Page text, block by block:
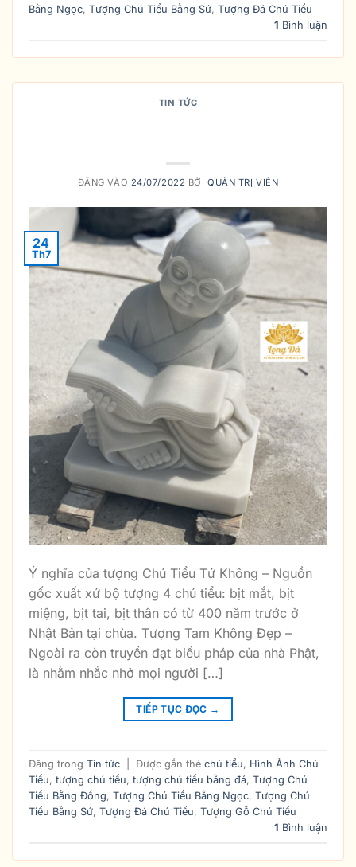
Bằng Ngọc, Tượng Chú Tiểu Bằng Sứ, Tượng Đá Chú Tiểu
1 Bình luận
TIN TỨC
ĐĂNG VÀO 24/07/2022 BỞIQUẢN TRỊ VIÊN
24
Th7
Ý nghĩa của tượng Chú Tiểu Tứ Không – Nguồn
gốc xuất xứ bộ tượng 4 chú tiểu: bịt mắt, bịt
miệng, bịt tai, bịt thân có từ 400 năm trước ở
Nhật Bản tại chùa. Tượng Tam Không Đẹp –
Ngoài ra còn truyền đạt biểu pháp của nhà Phật,
là nhằm nhắc nhở mọi người […]
TIẾP TỤC ĐỌC →
Đăng trong Tin tức Được gắn thẻ chú tiểu, Hình Ảnh Chú
Tiểu, tượng chú tiểu, tượng chú tiểu bằng đá, Tượng Chú
Tiểu Bằng Đồng, Tượng Chú Tiểu Bằng Ngọc, Tượng Chú
Tiểu Bằng Sứ, Tượng Đá Chú Tiểu, Tượng Gỗ Chú Tiểu
1 Bình luận